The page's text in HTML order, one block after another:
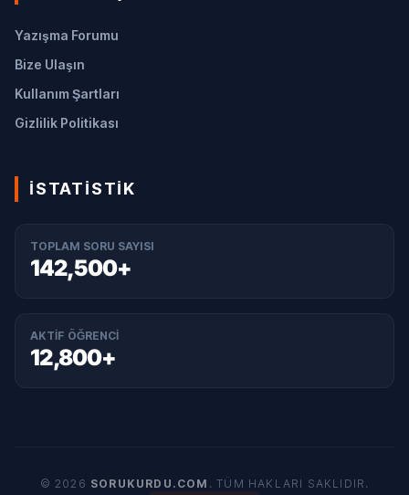
Yazışma Forumu
Bize Ulaşın
Kullanım Şartları
Gizlilik Politikası
İSTATISTIK
TOPLAM SORU SAYISI
142,500+
AKTIF ÖĞRENCI
12,800+
© 2026 SORUKURDU.COM . TÜM HAKLARI SAKLIDIR.